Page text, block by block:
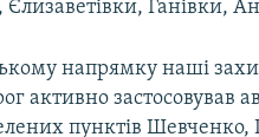
Ганівки,
напрямку наші
активно застосовував
пунктів Шевченко,